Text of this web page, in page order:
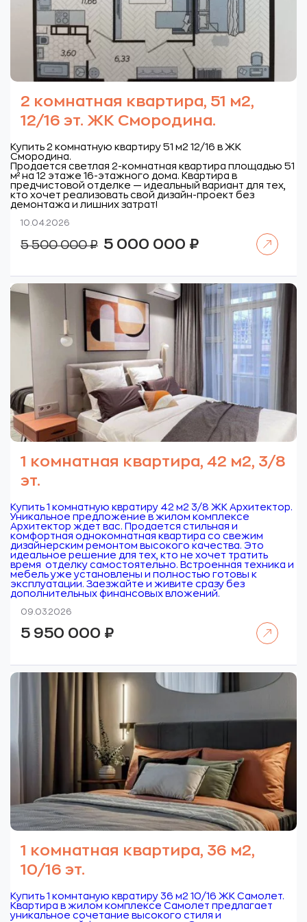
2 комнатная квартира, 51 м2,
12/16 эт. ЖК Смородина.
Купить 2 комнатную квартиру 51 м2 12/16 в ЖК
Смородина.
Продается светлая 2-комнатная квартира площадью 51
м² на 12 этаже 16-этажного дома. Квартира в
предчистовой отделке — идеальный вариант для тех,
кто хочет реализовать свой дизайн-проект без
демонтажа и лишних затрат!
10.04.2026
5 500 000₽
Первоначальная
цена
500
000 ₽.
5 000 000 ₽Текущая
000 ₽.
1 комнатная квартира, 42 м2, 3/8
эт.
Купить 1 комнатную квратиру 42 м2 3/8 ЖК Архитектор.
Уникальное предложение в жилом комплексе
Архитектор ждет вас. Продается стильная и
комфортная однокомнатная квартира со свежим
дизайнерским ремонтом высокого качества. Это
идеальное решение для тех, кто не хочет тратить
время отделку самостоятельно. Встроенная техника и
мебель уже установлены и полностью готовы к
эксплуатации. Заезжайте и живите сразу без
дополнительных финансовых вложений.
09.03.2026
5 950 000 ₽
1 комнатная квартира, 36 м2,
10/16 эт.
Купить 1 комнтаную квратиру 36 м2 10/16 ЖК Самолет.
Квартира в жилом комплексе Самолет предлагает
уникальное сочетание высокого стиля и